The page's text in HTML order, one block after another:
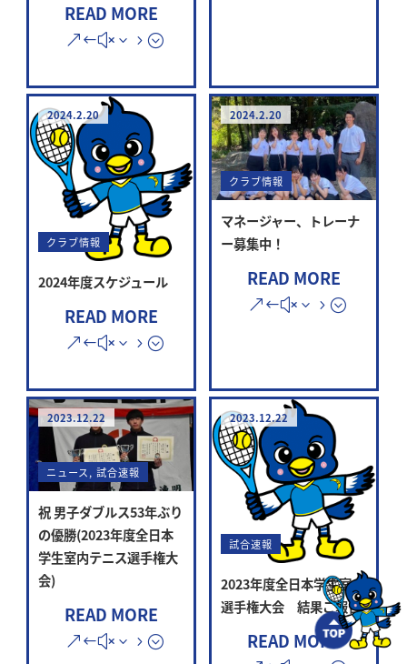
READ MORE
2024.2.20
クラブ情報
2024年度スケジュール
READ MORE
2024.2.20
クラブ情報
マネージャー、トレーナ
ー募集中！
READ MORE
2023.12.22
ニュース,試合速報
祝 男子ダブルス53年ぶり
の優勝(2023年度全日本
学生室内テニス選手権大
会)
READ MORE
2023.12.22
試合速報
2023年度全日本学生室内
選手権大会 結果ご報告
READ MORE